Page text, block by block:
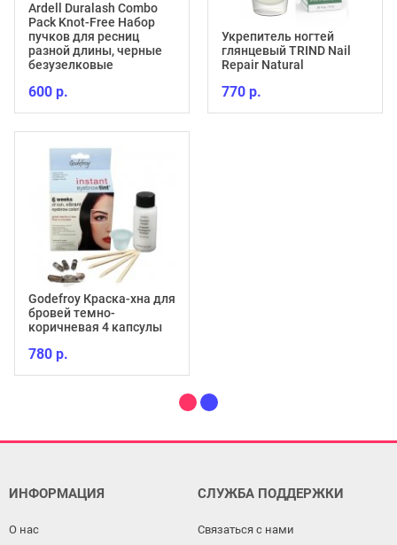
Ardell Duralash Combo
Pack Knot-Free Набор
пучков для ресниц
разной длины, черные
безузелковые
600 р.
Godefroy Краска-хна для
бровей темно-
коричневая 4 капсулы
780 р.
Укрепитель ногтей
глянцевый TRIND Nail
Repair Natural
770 р.
ИНФОРМАЦИЯ
О нас
СЛУЖБА ПОДДЕРЖКИ
Связаться с нами